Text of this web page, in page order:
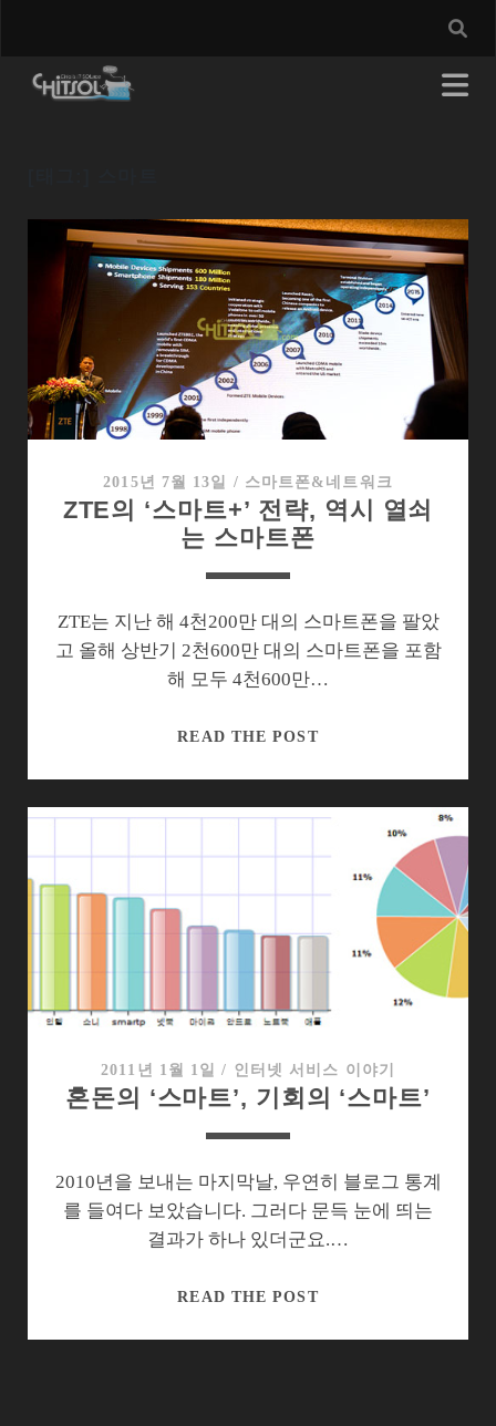
2015년 7월 13일 / 스마트폰&네트워크
ZTE의 ‘스마트+’ 전략, 역시 열쇠
는 스마트폰
ZTE는 지난 해 4천200만 대의 스마트폰을 팔았
고 올해 상반기 2천600만 대의 스마트폰을 포함
해 모두 4천600만…
READ THE POSTZTE
마
전
열
는
스
폰
2011년 1월 1일 / 인터넷 서비스 이야기
혼돈의 ‘스마트’, 기회의 ‘스마트’
2010년을 보내는 마지막날, 우연히 블로그 통계
를 들여다 보았습니다. 그러다 문득 눈에 띄는
결과가 하나 있더군요.…
READ THE POST혼